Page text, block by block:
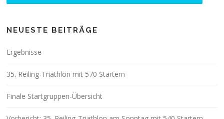
NEUESTE BEITRÄGE
Ergebnisse
35. Reiling-Triathlon mit 570 Startern
Finale Startgruppen-Übersicht